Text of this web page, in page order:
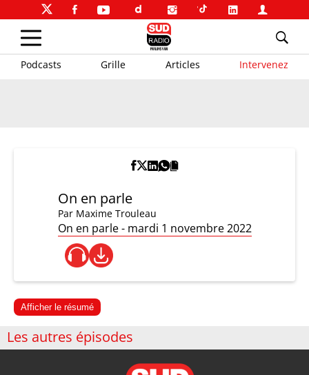
Podcasts Grille Articles Intervenez
On en parle
Par Maxime Trouleau
On en parle - mardi 1 novembre 2022
Afficher le résumé
Les autres épisodes